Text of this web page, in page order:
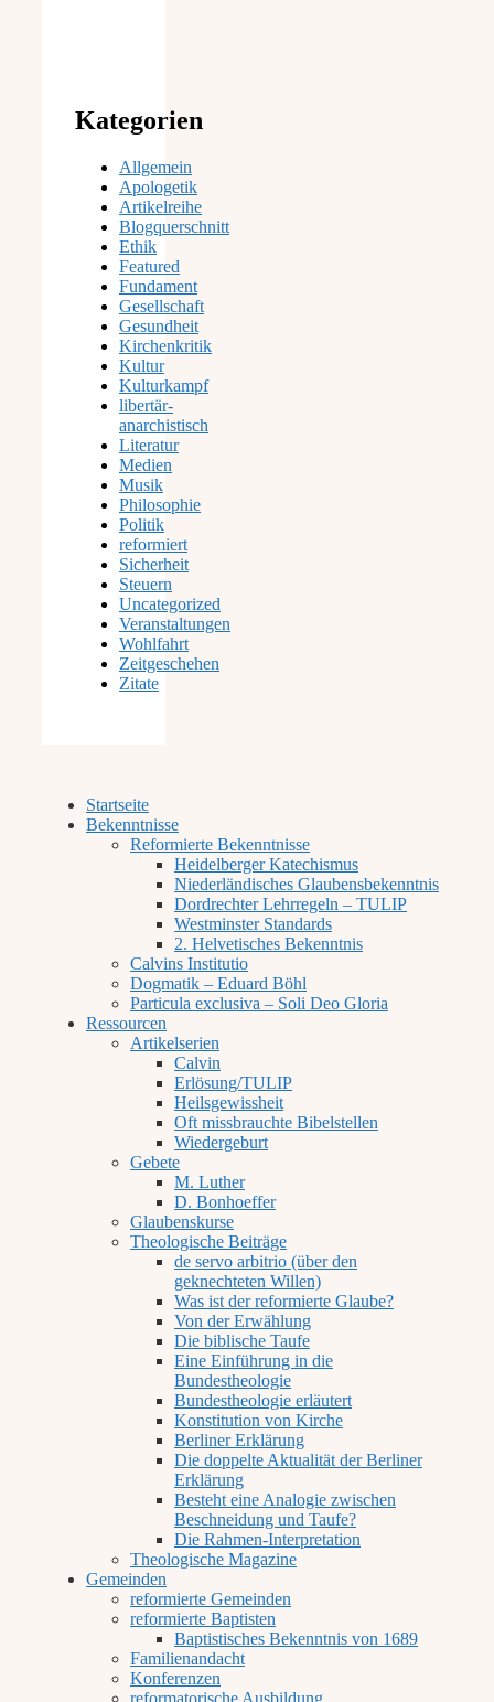
Kategorien
Allgemein
Apologetik
Artikelreihe
Blogquerschnitt
Ethik
Featured
Fundament
Gesellschaft
Gesundheit
Kirchenkritik
Kultur
Kulturkampf
libertär-
anarchistisch
Literatur
Medien
Musik
Philosophie
Politik
reformiert
Sicherheit
Steuern
Uncategorized
Veranstaltungen
Wohlfahrt
Zeitgeschehen
Zitate
Startseite
Bekenntnisse
Reformierte Bekenntnisse
Heidelberger Katechismus
Niederländisches Glaubensbekenntnis
Dordrechter Lehrregeln – TULIP
Westminster Standards
2. Helvetisches Bekenntnis
Calvins Institutio
Dogmatik – Eduard Böhl
Particula exclusiva – Soli Deo Gloria
Ressourcen
Artikelserien
Calvin
Erlösung/TULIP
Heilsgewissheit
Oft missbrauchte Bibelstellen
Wiedergeburt
Gebete
M. Luther
D. Bonhoeffer
Glaubenskurse
Theologische Beiträge
de servo arbitrio (über den
geknechteten Willen)
Was ist der reformierte Glaube?
Von der Erwählung
Die biblische Taufe
Eine Einführung in die
Bundestheologie
Bundestheologie erläutert
Konstitution von Kirche
Berliner Erklärung
Die doppelte Aktualität der Berliner
Erklärung
Besteht eine Analogie zwischen
Beschneidung und Taufe?
Die Rahmen-Interpretation
Theologische Magazine
Gemeinden
reformierte Gemeinden
reformierte Baptisten
Baptistisches Bekenntnis von 1689
Familienandacht
Konferenzen
reformatorische Ausbildung